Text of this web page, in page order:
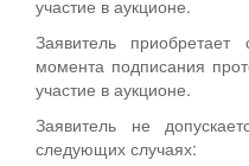
участие в аукционе.
Заявитель приобретает
момента подписания
участие в аукционе.
Заявитель не
следующих случаях: